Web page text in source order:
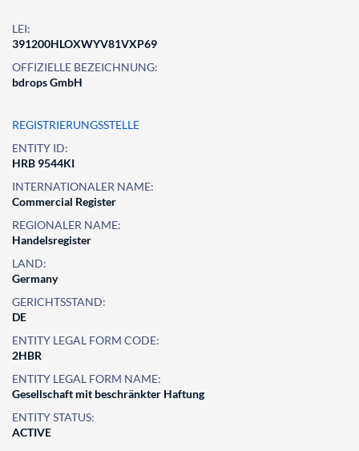
LEI:
391200HLOXWYV81VXP69
OFFIZIELLE BEZEICHNUNG:
bdrops GmbH
REGISTRIERUNGSSTELLE
ENTITY ID:
HRB 9544KI
INTERNATIONALER NAME:
Commercial Register
REGIONALER NAME:
Handelsregister
LAND:
Germany
GERICHTSSTAND:
DE
ENTITY LEGAL FORM CODE:
2HBR
ENTITY LEGAL FORM NAME:
Gesellschaft mit beschränkter Haftung
ENTITY STATUS:
ACTIVE